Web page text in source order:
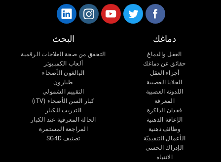
دماغك
العقل والدماغ
حقائق عن دماغك
أجزاء العقل
الخلايا العصبية
اللدونة العصبية
المعرفة
فقدان الذاكرة
الإعاقة الذهنية
وظائف ذهنية
الأعمال التنفيذيّة
الإدراك الحسى
الانتباه
البحث
التحقق من صحة العلاجات الرقمية
ألعاب الكمبيوتر
البالغون الأصحاء
طيارون
التقييم الشمولي
كبار السن الأصحاء (iTV)
التدريب للكبار
الحالة المعرفية عند الكبار
المراجعة المستمرة
تصنيف SG4D